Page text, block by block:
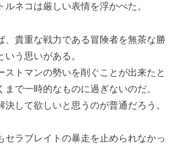
ネコは厳しい表情を浮かべた。
貴重な戦力である冒険者を無茶な勝
う思いがある。
トマンの勢いを削ぐことが出来たと
まで一時的なものに過ぎないのだ。
して欲しいと思うのが普通だろう。
ラブレイトの暴走を止められなかっ